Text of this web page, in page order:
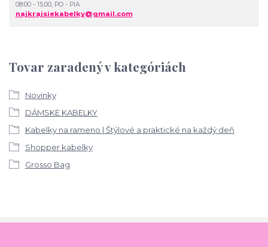
Tovar zaradený v kategóriách
Novinky
DÁMSKE KABELKY
Kabelky na rameno | Štýlové a praktické na každý deň
Shopper kabelky
Grosso Bag
08:00 - 15:00, PO - PIA
najkrajsiekabelky@gmail.com